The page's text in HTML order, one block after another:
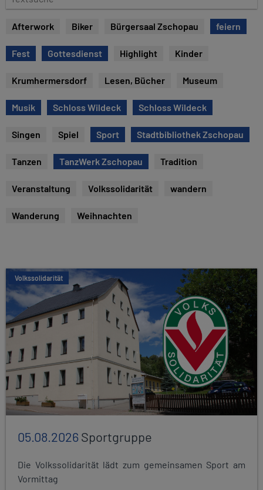
e
s
u
e
Afterwork Biker Bürgersaal Zschopau feiern
Fest Gottesdienst Highlight Kinder
Krumhermersdorf Lesen, Bücher Museum
Musik Schloss Wildeck Schloss Wildeck
Singen Spiel Sport Stadtbibliothek Zschopau
Tanzen TanzWerk Zschopau Tradition
Veranstaltung Volkssolidarität wandern
Wanderung Weihnachten
Volkssolidarität
05.08.2026Sportgruppe
Die Volkssolidarität lädt zum gemeinsamen Sport am
Vormittag